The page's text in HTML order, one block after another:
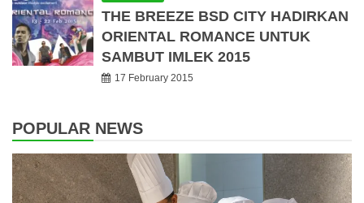
THE BREEZE BSD CITY HADIRKAN
ORIENTAL ROMANCE UNTUK
SAMBUT IMLEK 2015
17 February 2015
POPULAR NEWS